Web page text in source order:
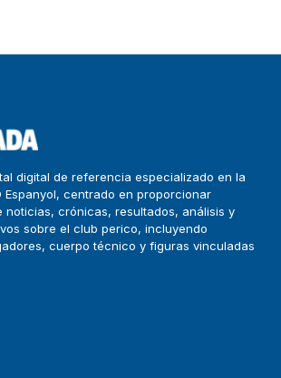
digital de referencia especializado en la
Espanyol, centrado en proporcionar
noticias, crónicas, resultados, análisis y
sobre el club perico, incluyendo
cuerpo técnico y figuras vinculadas